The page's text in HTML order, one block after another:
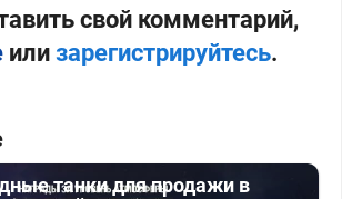
свой комментарий,
или зарегистрируйтесь.
танки для продажи в